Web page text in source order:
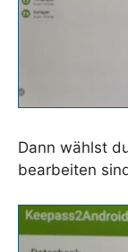
Dann wählst
bearbeiten